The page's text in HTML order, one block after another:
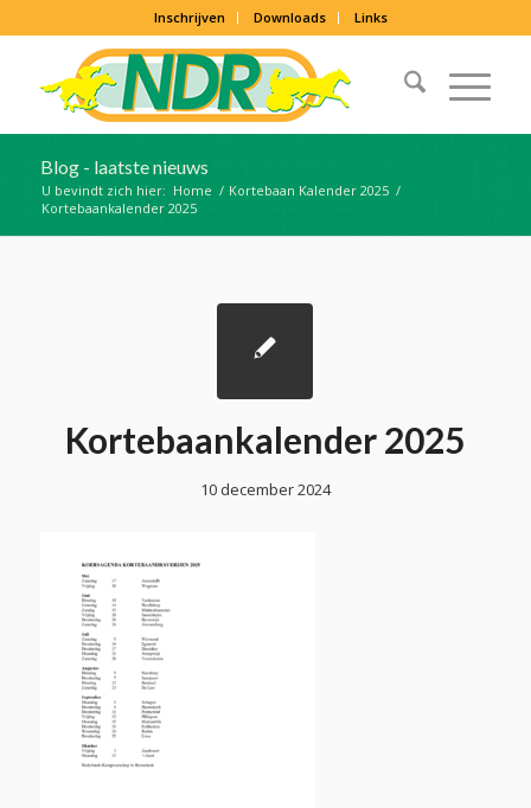
Inschrijven Downloads Links
Blog - laatste nieuws
U bevindt zich hier: Home / Kortebaan Kalender 2025 /
Kortebaankalender 2025
Kortebaankalender 2025
10 december 2024